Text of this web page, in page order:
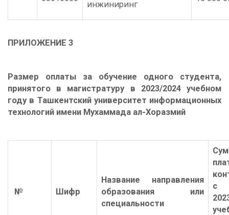
инжиниринг
ПРИЛОЖЕНИЕ 3
Размер оплаты за обучение одного студента,
принятого в магистратуру в 2023/2024 учебном
году в Ташкентский университет информационных
технологий имени Мухаммада ал-Хоразмий
№ Шифр
Название направления
образования или
специальности
с